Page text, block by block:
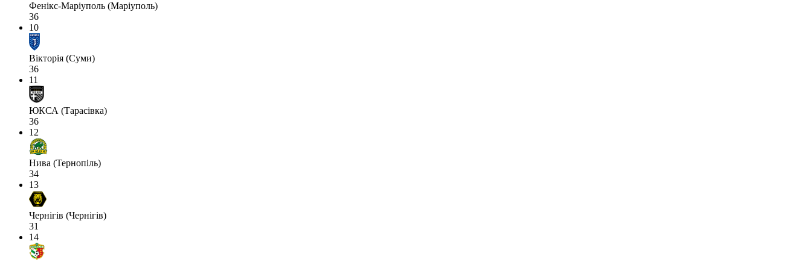
Фенікс-Маріуполь (Маріуполь)
36
10
Вікторія (Суми)
36
11
ЮКСА (Тарасівка)
36
12
Нива (Тернопіль)
34
13
Чернігів (Чернігів)
31
14